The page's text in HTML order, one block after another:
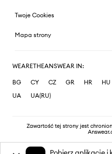
Twoje Cookies
Mapa strony
WEARETHEANSWEAR IN:
BG CY CZ GR HR HU
UA
UA(RU)
Zawartość tej strony jest